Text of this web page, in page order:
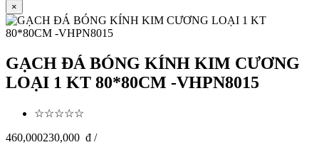
×
GẠCH ĐÁ BÓNG KÍNH KIM CƯƠNG
LOẠI 1 KT 80*80CM -VHPN8015
☆☆☆☆☆
460,000230,000 đ /